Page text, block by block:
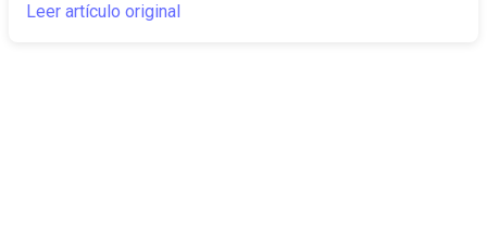
Leer artículo original